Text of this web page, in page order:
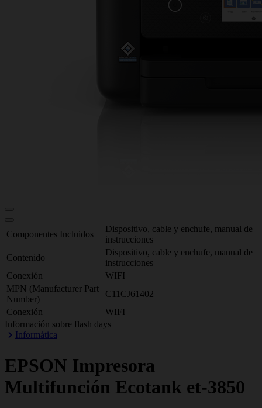
Componentes Incluidos
Dispositivo, cable y enchufe, manual de
instrucciones
Contenido
Dispositivo, cable y enchufe, manual de
instrucciones
Conexión
WIFI
MPN (Manufacturer Part
Number)
C11CJ61402
Conexión
WIFI
Información sobre flash days
Informática
EPSON Impresora
Multifunción Ecotank et-3850